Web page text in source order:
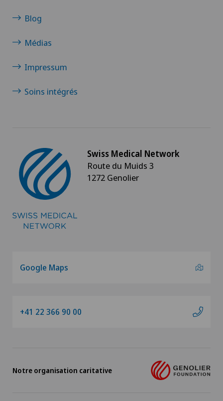
Interventions vasculaires et thérapies
endovasculaires
La dégénérescence maculaire liée à l'âge
(DMLA)
Laboratoire
Lésions du cartilage
Luxation de l’épaule
Blog
Médias
Impressum
Soins intégrés
Swiss Medical Network
Route du Muids 3
1272 Genolier
Google Maps
+41 22 366 90 00
Notre organisation caritative